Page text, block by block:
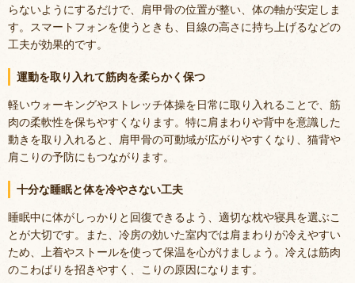
らないようにするだけで、肩甲骨の位置が整い、体の軸が安定しま
す。スマートフォンを使うときも、目線の高さに持ち上げるなどの
工夫が効果的です。
運動を取り入れて筋肉を柔らかく保つ
軽いウォーキングやストレッチ体操を日常に取り入れることで、筋
肉の柔軟性を保ちやすくなります。特に肩まわりや背中を意識した
動きを取り入れると、肩甲骨の可動域が広がりやすくなり、猫背や
肩こりの予防にもつながります。
十分な睡眠と体を冷やさない工夫
睡眠中に体がしっかりと回復できるよう、適切な枕や寝具を選ぶこ
とが大切です。また、冷房の効いた室内では肩まわりが冷えやすい
ため、上着やストールを使って保温を心がけましょう。冷えは筋肉
のこわばりを招きやすく、こりの原因になります。